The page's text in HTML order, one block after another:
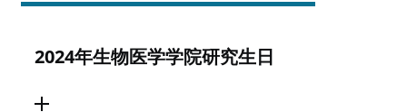
2024年生物医学学院研究生日